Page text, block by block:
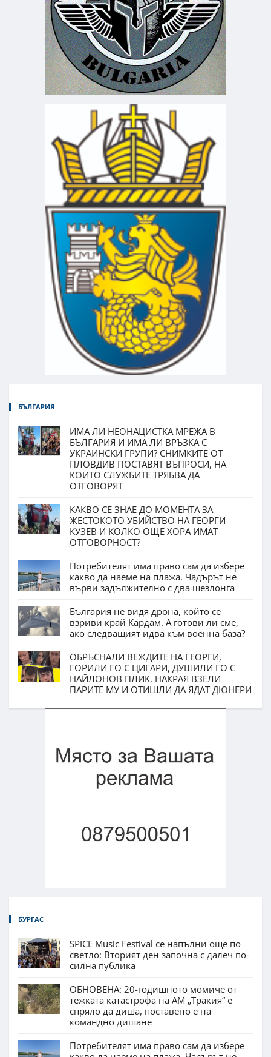
БЪЛГАРИЯ
ИМА ЛИ НЕОНАЦИСТКА МРЕЖА В
БЪЛГАРИЯ И ИМА ЛИ ВРЪЗКА С
УКРАИНСКИ ГРУПИ? СНИМКИТЕ ОТ
ПЛОВДИВ ПОСТАВЯТ ВЪПРОСИ, НА
КОИТО СЛУЖБИТЕ ТРЯБВА ДА
ОТГОВОРЯТ
КАКВО СЕ ЗНАЕ ДО МОМЕНТА ЗА
ЖЕСТОКОТО УБИЙСТВО НА ГЕОРГИ
КУЗЕВ И КОЛКО ОЩЕ ХОРА ИМАТ
ОТГОВОРНОСТ?
Потребителят има право сам да избере
какво да наеме на плажа. Чадърът не
върви задължително с два шезлонга
България не видя дрона, който се
взриви край Кардам. А готови ли сме,
ако следващият идва към военна база?
ОБРЪСНАЛИ ВЕЖДИТЕ НА ГЕОРГИ,
ГОРИЛИ ГО С ЦИГАРИ, ДУШИЛИ ГО С
НАЙЛОНОВ ПЛИК. НАКРАЯ ВЗЕЛИ
ПАРИТЕ МУ И ОТИШЛИ ДА ЯДАТ ДЮНЕРИ
БУРГАС
SPICE Music Festival се напълни още по
светло: Вторият ден започна с далеч по-
силна публика
ОБНОВЕНА: 20-годишното момиче от
тежката катастрофа на АМ „Тракия“ е
спряло да диша, поставено е на
командно дишане
Потребителят има право сам да избере